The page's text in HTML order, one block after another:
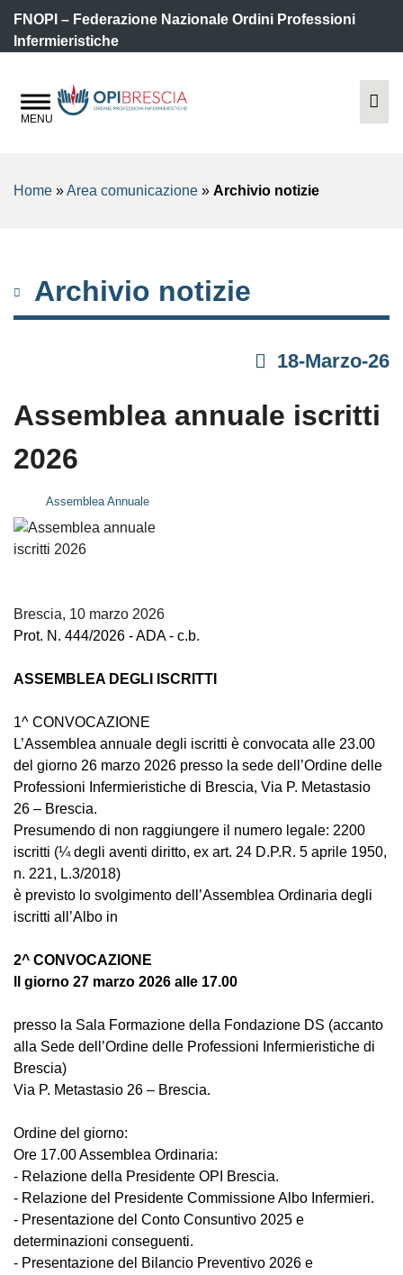
FNOPI – Federazione Nazionale Ordini Professioni
Infermieristiche
Home »Area comunicazione » Archivio notizie
Archivio notizie
18-Marzo-26
Assemblea annuale iscritti
2026
Assemblea Annuale
Brescia, 10 marzo 2026
Prot. N. 444/2026 - ADA - c.b.
ASSEMBLEA DEGLI ISCRITTI
1^ CONVOCAZIONE
L’Assemblea annuale degli iscritti è convocata alle 23.00
del giorno 26 marzo 2026 presso la sede dell’Ordine delle
Professioni Infermieristiche di Brescia, Via P. Metastasio
26 – Brescia.
Presumendo di non raggiungere il numero legale: 2200
iscritti (¼ degli aventi diritto, ex art. 24 D.P.R. 5 aprile 1950,
n. 221, L.3/2018)
è previsto lo svolgimento dell’Assemblea Ordinaria degli
iscritti all’Albo in
2^ CONVOCAZIONE
ll giorno 27 marzo 2026 alle 17.00
presso la Sala Formazione della Fondazione DS (accanto
alla Sede dell’Ordine delle Professioni Infermieristiche di
Brescia)
Via P. Metastasio 26 – Brescia.
Ordine del giorno:
Ore 17.00 Assemblea Ordinaria:
- Relazione della Presidente OPI Brescia.
- Relazione del Presidente Commissione Albo Infermieri.
- Presentazione del Conto Consuntivo 2025 e
determinazioni conseguenti.
- Presentazione del Bilancio Preventivo 2026 e